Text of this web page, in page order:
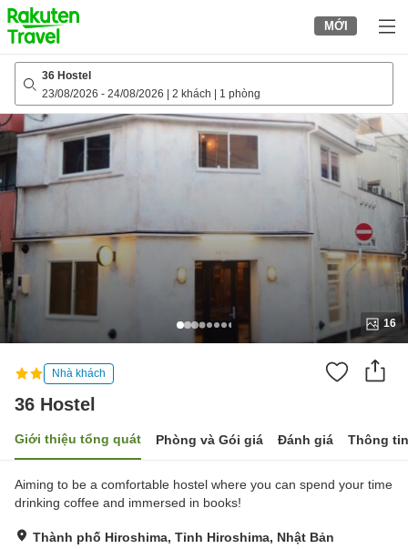
to
top
page
MỚI
36 Hostel
23/08/2026 - 24/08/2026 2 khách 1 phòng
16
Nhà khách
36 Hostel
Giới thiệu tổng quát Phòng và Gói giá Đánh giá Thông
Aiming to be a comfortable hostel where you can spend your time
drinking coffee and immersed in books!
Thành phố Hiroshima, Tỉnh Hiroshima, Nhật Bản